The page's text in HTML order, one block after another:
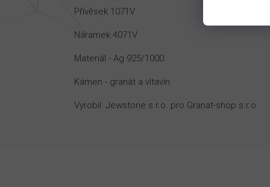
Přívěsek 1071V
Náramek 4071V
Materiál - Ag 925/1000
Kámen - granát a vltavín
Vyrobil: Jewstone s.r.o. pro Granat-shop s.r.o.